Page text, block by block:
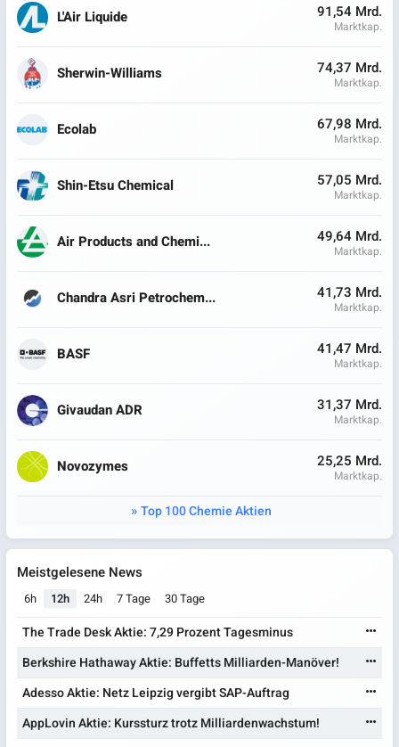
L'Air Liquide 91,54 Mrd.
Marktkap.
Sherwin-Williams 74,37 Mrd.
Marktkap.
Ecolab 67,98 Mrd.
Marktkap.
Shin-Etsu Chemical 57,05 Mrd.
Marktkap.
Air Products and Chemi... 49,64 Mrd.
Marktkap.
Chandra Asri Petrochem... 41,73 Mrd.
Marktkap.
BASF 41,47 Mrd.
Marktkap.
Givaudan ADR 31,37 Mrd.
Marktkap.
Novozymes 25,25 Mrd.
Marktkap.
Top 100 Chemie Aktien
Meistgelesene News
6h 12h 24h 7 Tage 30 Tage
The Trade Desk Aktie: 7,29 Prozent Tagesminus
Berkshire Hathaway Aktie: Buffetts Milliarden-Manöver!
Adesso Aktie: Netz Leipzig vergibt SAP-Auftrag
AppLovin Aktie: Kurssturz trotz Milliardenwachstum!